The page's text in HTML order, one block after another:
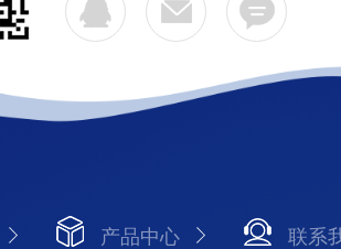
产品中心 联系